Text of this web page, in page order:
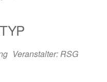
Veranstalter: RSG